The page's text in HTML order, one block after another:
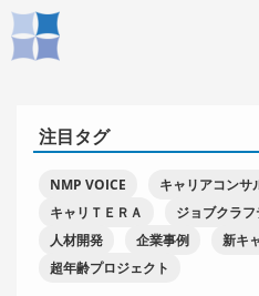
注目タグ
NMP VOICE キャリアコンサ
キャリＴＥＲＡ
ジョブクラ
人材開発
企業事例
新キ
超年齢プロジェクト